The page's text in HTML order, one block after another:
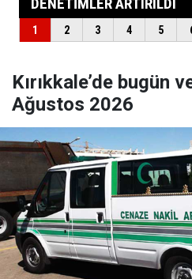
Kırıkkale’de bugün
Ağustos 2026